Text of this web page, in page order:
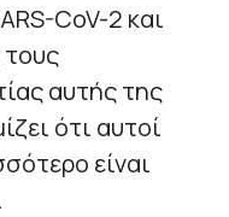
CoV-2 και
αυτής της
ότι αυτοί
είναι